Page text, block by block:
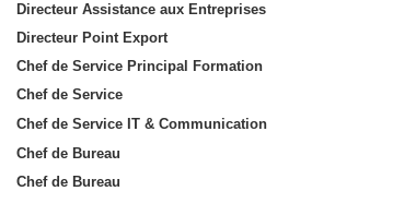
Directeur Assistance aux Entreprises
Directeur Point Export
Chef de Service Principal Formation
Chef de Service
Chef de Service IT & Communication
Chef de Bureau
Chef de Bureau